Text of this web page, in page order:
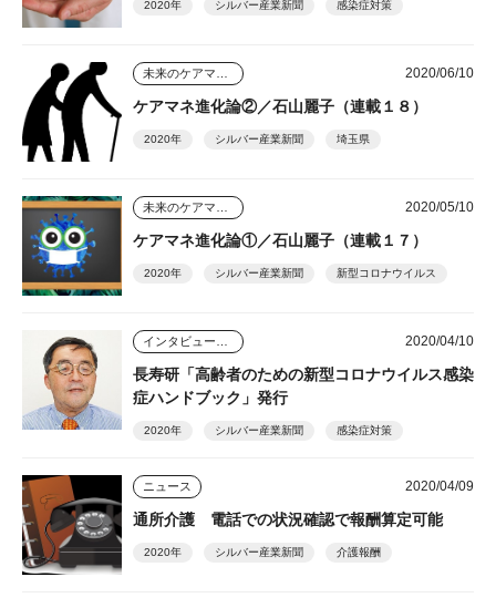
2020年 シルバー産業新聞 感染症対策
2020/06/10
ケアマネ進化論②／石山麗子（連載１８）
2020年 シルバー産業新聞 埼玉県
2020/05/10
ケアマネ進化論①／石山麗子（連載１７）
2020年 シルバー産業新聞 新型コロナウイルス
2020/04/10
長寿研「高齢者のための新型コロナウイルス感染
症ハンドブック」発行
2020年 シルバー産業新聞 感染症対策
ニュース 2020/04/09
通所介護 電話での状況確認で報酬算定可能
2020年 シルバー産業新聞 介護報酬